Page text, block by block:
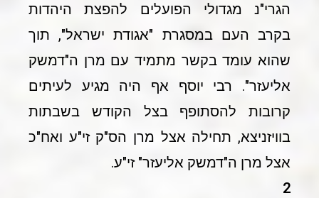
הגרי"נ מגדולי הפועלים להפצת היהדות
בקרב העם במסגרת "אגודת ישראל", תוך
שהוא עומד בקשר מתמיד עם מרן ה"דמשק
אליעזר". רבי יוסף אף היה מגיע לעיתים
קרובות להסתופף בצל הקודש בשבתות
בוויזניצא, תחילה אצל מרן הס"ק זי"ע ואח"כ
אצל מרן ה"דמשק אליעזר" זי"ע.
2